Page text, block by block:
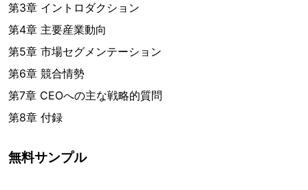
第3章 イントロダクション
第4章 主要産業動向
第5章 市場セグメンテーション
第6章 競合情勢
第7章 CEOへの主な戦略的質問
第8章 付録
無料サンプル